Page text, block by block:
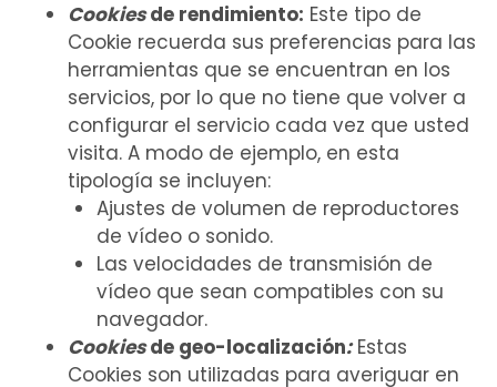
Cookiesde rendimiento: Este tipo de
Cookie recuerda sus preferencias para las
herramientas que se encuentran en los
servicios, por lo que no tiene que volver a
configurar el servicio cada vez que usted
visita. A modo de ejemplo, en esta
tipología se incluyen:
Ajustes de volumen de reproductores
de vídeo o sonido.
Las velocidades de transmisión de
vídeo que sean compatibles con su
navegador.
Cookiesde geo-localización:Estas
Cookies son utilizadas para averiguar en